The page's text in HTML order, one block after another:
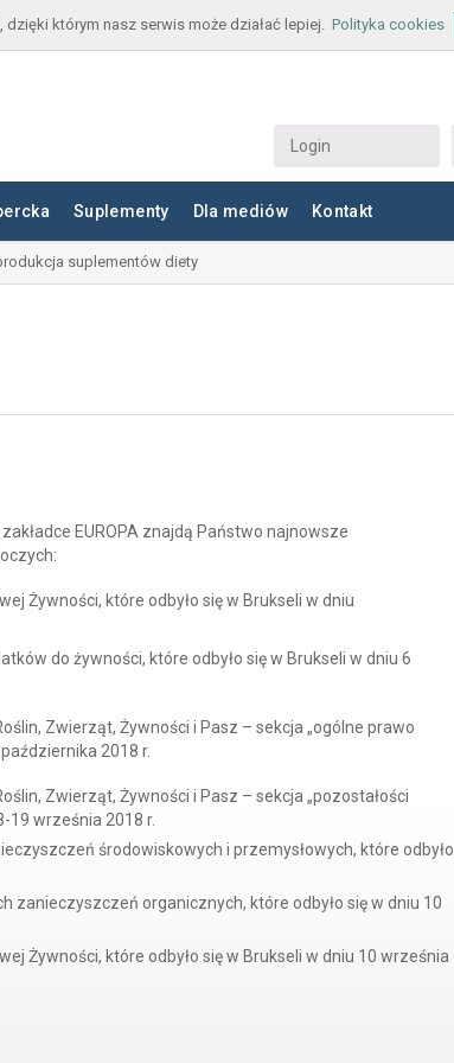
którym nasz serwis może działać lepiej. Polityka cookies
Suplementy Dla mediów Kontakt
suplementów diety
EUROPA znajdą Państwo najnowsze
Żywności, które odbyło się w Brukseli w dniu
do żywności, które odbyło się w Brukseli w dniu 6
Zwierząt, Żywności i Pasz – sekcja „ogólne prawo
2018 r.
Zwierząt, Żywności i Pasz – sekcja „pozostałości
19 września 2018 r.
środowiskowych i przemysłowych, które odbyło
zanieczyszczeń organicznych, które odbyło się w dniu 10
Żywności, które odbyło się w Brukseli w dniu 10 września